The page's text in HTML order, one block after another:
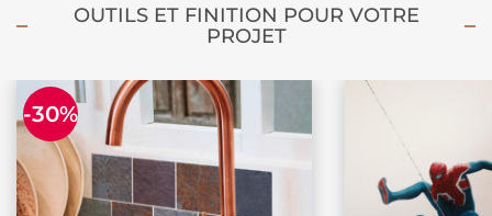
OUTILS ET FINITION POUR VOTRE
PROJET
-30%